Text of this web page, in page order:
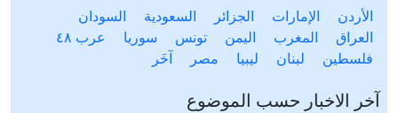
الأردن الإمارات الجزائر السعودية
السودان
العراق
المغرب اليمن تونس سوريا
عرب ٤٨
فلسطين
لبنان ليبيا مصر آخَر
آخر الاخبار حسب الموضوع